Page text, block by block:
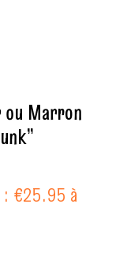
ou Marron
€25.95 à